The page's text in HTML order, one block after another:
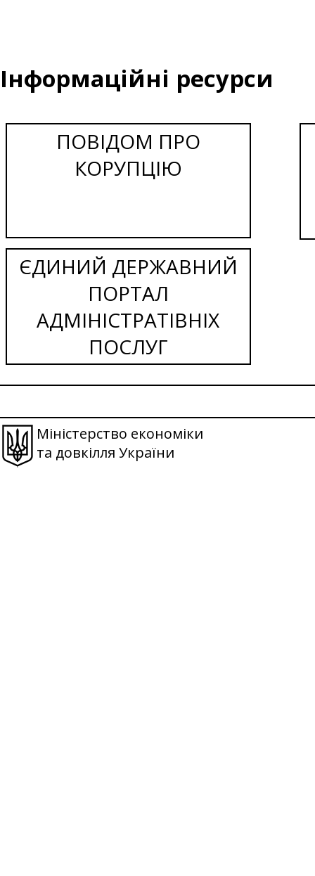
Інформаційні ресурси
ПОВІДОМ ПРО
КОРУПЦІЮ
ЄДИНИЙ ДЕРЖАВНИЙ
ПОРТАЛ
АДМІНІСТРАТІВНІХ
ПОСЛУГ
Міністерство економіки
та довкілля України